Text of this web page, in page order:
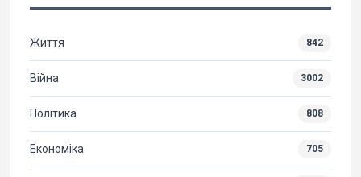
Життя 842
Війна 3002
Політика 808
Економіка 705